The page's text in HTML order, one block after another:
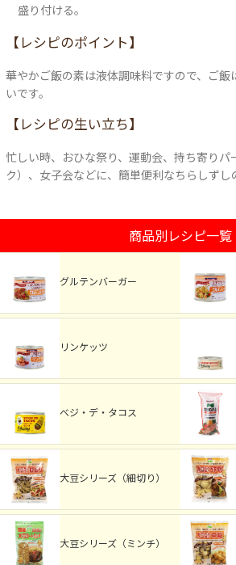
盛り付ける。
【レシピのポイント】
華やかご飯の素は液体調味料ですので、ご飯
いです。
【レシピの生い立ち】
忙しい時、おひな祭り、運動会、持ち寄りパ
ク）、女子会などに、簡単便利なちらしずし
商品別レシピ一覧
グルテンバーガー
リンケッツ
べジ・デ・タコス
大豆シリーズ（細切り）
大豆シリーズ（ミンチ）